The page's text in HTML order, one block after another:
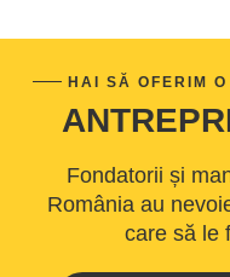
HAI SĂ OFERIM
Fondatorii și
România au
care să le